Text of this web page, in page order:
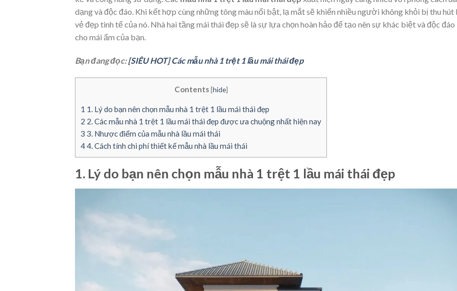
dạng và độc đáo. Khi kết hợp cùng những tông màu nổi bật, lạ mắt sẽ khiến nhiều người không khỏi bị thu
vẻ đẹp tinh tế của nó. Nhà hai tầng mái thái đẹp sẽ là sự lựa chọn hoàn hảo để tạo nên sự khác biệt và độc đáo
cho mái ấm của bạn.
Bạn đang đọc:[SIÊU HOT] Các mẫu nhà 1 trệt 1 lầu mái thái đẹp
Contents [hide]
1 1. Lý do bạn nên chọn mẫu nhà 1 trệt 1 lầu mái thái đẹp
2 2. Các mẫu nhà 1 trệt 1 lầu mái thái đẹp được ưa chuộng nhất hiện nay
3 3. Nhược điểm của mẫu nhà lầu mái thái
44. Cách tính chi phí thiết kế mẫu nhà lầu mái thái
1. Lý do bạn nên chọn mẫu nhà 1 trệt 1 lầu mái thái đẹp